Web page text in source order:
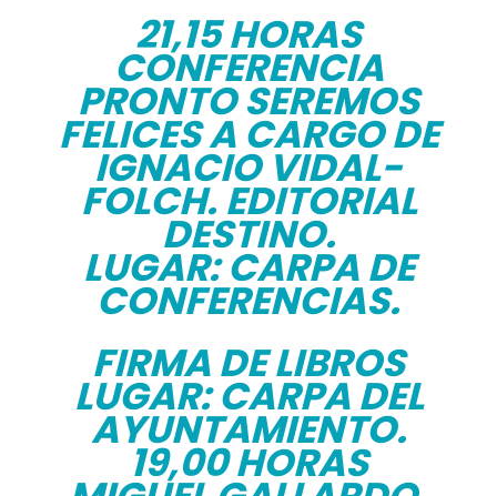
21,15 HORAS
CONFERENCIA
PRONTO SEREMOS
FELICES A CARGO DE
IGNACIO VIDAL-
FOLCH. EDITORIAL
DESTINO.
LUGAR: CARPA DE
CONFERENCIAS.
FIRMA DE LIBROS
LUGAR: CARPA DEL
AYUNTAMIENTO.
19,00 HORAS